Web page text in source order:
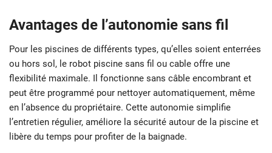
Avantages de l’autonomie sans fil
Pour les piscines de différents types, qu’elles soient enterrées
ou hors sol, le robot piscine sans fil ou cable offre une
flexibilité maximale. Il fonctionne sans câble encombrant et
peut être programmé pour nettoyer automatiquement, même
en l’absence du propriétaire. Cette autonomie simplifie
l’entretien régulier, améliore la sécurité autour de la piscine et
libère du temps pour profiter de la baignade.